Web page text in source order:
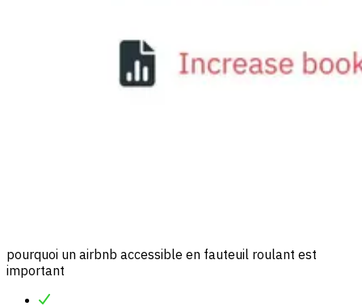
pourquoi un airbnb accessible en fauteuil roulant est
important